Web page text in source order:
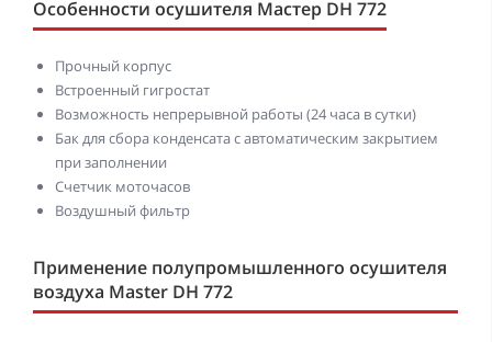
Особенности осушителя Мастер DH 772
Прочный корпус
Встроенный гигростат
Возможность непрерывной работы (24 часа в сутки)
Бак для сбора конденсата с автоматическим закрытием
при заполнении
Счетчик моточасов
Воздушный фильтр
Применение полупромышленного осушителя
воздуха Master DH 772